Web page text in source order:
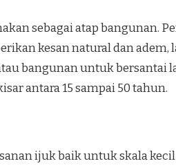
sebagai atap bangunan.
kesan natural dan adem,
bangunan untuk bersantai
antara 15 sampai 50 tahun.
ijuk baik untuk skala